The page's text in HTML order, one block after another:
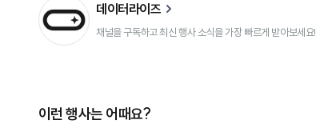
데이터라이즈
채널을 구독하고 최신 행사 소식을 가장 빠르게 받아보세요!
이런 행사는 어때요?